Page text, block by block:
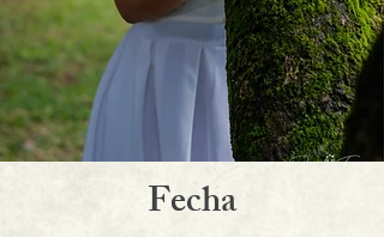
Fecha